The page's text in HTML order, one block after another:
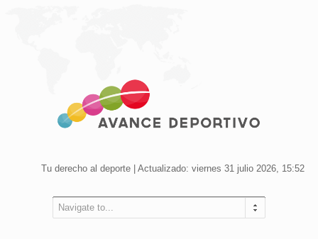
Tu derecho al deporte | Actualizado: viernes 31 julio 2026, 15:52
Navigate to...